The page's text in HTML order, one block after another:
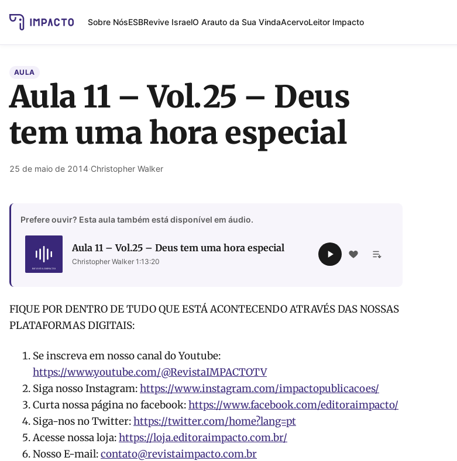
Sobre NósESBRevive IsraelO Arauto da Sua VindaAcervoLeitor Impacto
AULA
Aula 11 – Vol.25 – Deus
tem uma hora especial
25 de maio de 2014·Christopher Walker
Prefere ouvir? Esta aula também está disponível em áudio.
Aula 11 – Vol.25 – Deus tem uma hora especial
Christopher Walker 1:13:20
FIQUE POR DENTRO DE TUDO QUE ESTÁ ACONTECENDO ATRAVÉS DAS NOSSAS
PLATAFORMAS DIGITAIS:
Se inscreva em nosso canal do Youtube:
https://www.youtube.com/@RevistaIMPACTOTV
Siga nosso Instagram:https://www.instagram.com/impactopublicacoes/
Curta nossa página no facebook:https://www.facebook.com/editoraimpacto/
Siga-nos no Twitter:https://twitter.com/home?lang=pt
Acesse nossa loja:https://loja.editoraimpacto.com.br/
Nosso E-mail:contato@revistaimpacto.com.br